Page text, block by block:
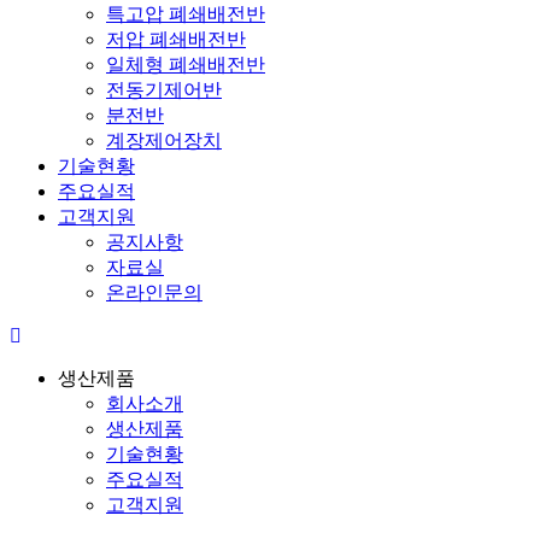
특고압 폐쇄배전반
저압 폐쇄배전반
일체형 폐쇄배전반
전동기제어반
분전반
계장제어장치
기술현황
주요실적
고객지원
공지사항
자료실
온라인문의
생산제품
회사소개
생산제품
기술현황
주요실적
고객지원